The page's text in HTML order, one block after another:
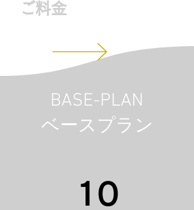
​ご料金
BASE-PLAN
​ベースプラン
10